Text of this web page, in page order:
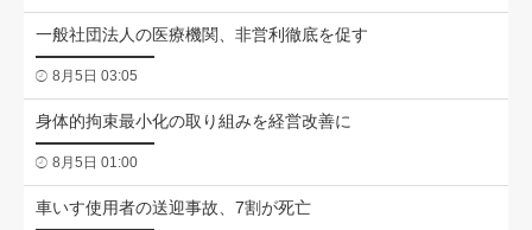
一般社団法人の医療機関、非営利徹底を促す
8月5日 03:05
身体的拘束最小化の取り組みを経営改善に
8月5日 01:00
車いす使用者の送迎事故、7割が死亡